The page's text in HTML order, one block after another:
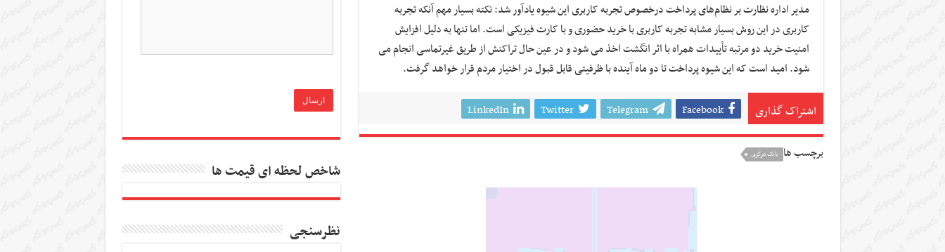
مدیر اداره نظارت بر نظام‌های پرداخت درخصوص تجربه کاربری این شیوه یادآور شد: نکته بسیار مهم آنکه تجربه
کاربری در این روش بسیار مشابه تجربه کاربری با خرید حضوری و با کارت فیزیکی است. اما تنها به دلیل افزایش
امنیت خرید دو مرتبه تأییدات همراه با اثر انگشت اخذ می شود و در عین حال تراکنش از طریق غیرتماسی انجام می
شود. امید است که این شیوه پرداخت تا دو ماه آینده با ظرفیتی قابل قبول در اختیار مردم قرار خواهد گرفت.
اشتراک گذاری Facebook
Telegram
Twitter
LinkedIn
برچسب ها بانک مرکزی
شاخص لحظه ای قیمت ها
نظرسنجی